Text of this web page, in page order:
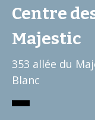
Centre
Majestic
353 allée du
Blanc